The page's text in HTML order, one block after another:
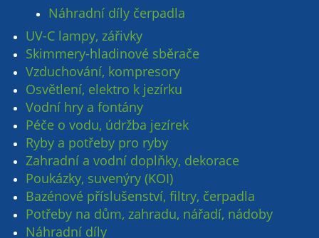
Náhradní díly čerpadla
UV-C lampy, zářivky
Skimmery-hladinové sběrače
Vzduchování, kompresory
Osvětlení, elektro k jezírku
Vodní hry a fontány
Péče o vodu, údržba jezírek
Ryby a potřeby pro ryby
Zahradní a vodní doplňky, dekorace
Poukázky, suvenýry (KOI)
Bazénové příslušenství, filtry, čerpadla
Potřeby na dům, zahradu, nářadí, nádoby
Náhradní díly